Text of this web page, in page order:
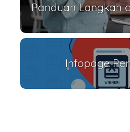
Panduan Langkah
Infopage